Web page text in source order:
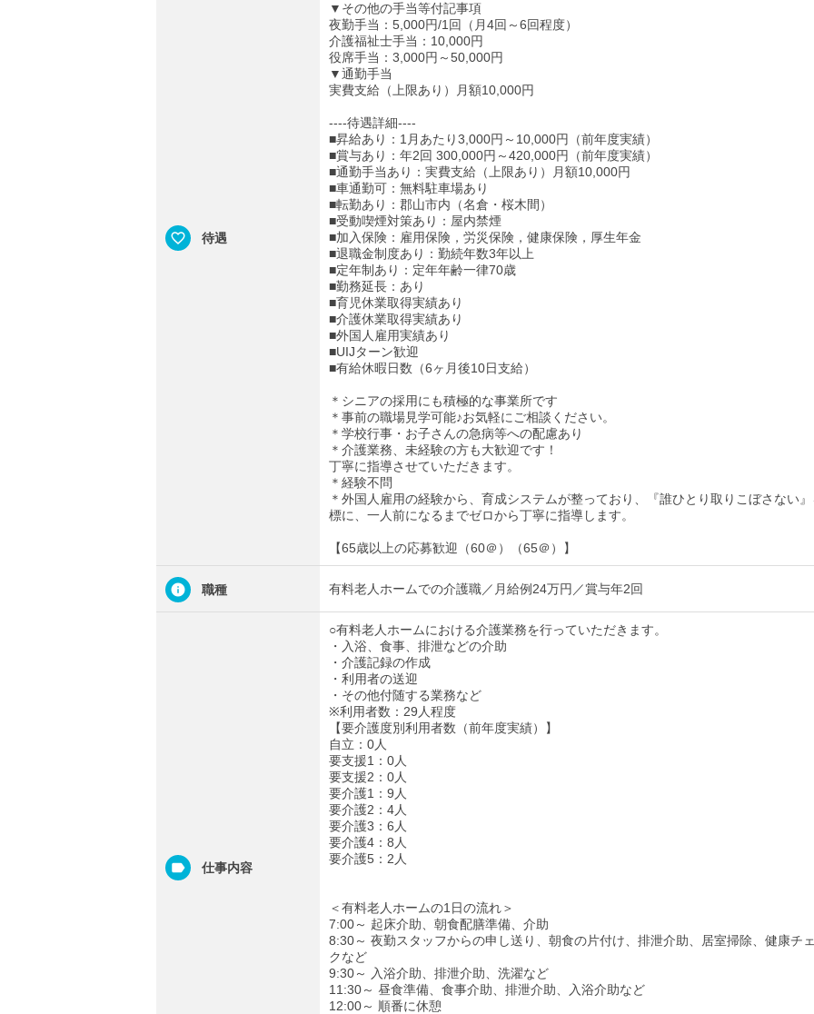
待遇
▼その他の手当等付記事項
夜勤手当：5,000円/1回（月4回～6回程度）
介護福祉士手当：10,000円
役席手当：3,000円～50,000円
▼通勤手当
実費支給（上限あり）月額10,000円
----待遇詳細----
■昇給あり：1月あたり3,000円～10,000円（前年度実績）
■賞与あり：年2回 300,000円～420,000円（前年度実績）
■通勤手当あり：実費支給（上限あり）月額10,000円
■車通勤可：無料駐車場あり
■転勤あり：郡山市内（名倉・桜木間）
■受動喫煙対策あり：屋内禁煙
■加入保険：雇用保険，労災保険，健康保険，厚生年金
■退職金制度あり：勤続年数3年以上
■定年制あり：定年年齢一律70歳
■勤務延長：あり
■育児休業取得実績あり
■介護休業取得実績あり
■外国人雇用実績あり
■UIJターン歓迎
■有給休暇日数（6ヶ月後10日支給）
＊シニアの採用にも積極的な事業所です
＊事前の職場見学可能♪お気軽にご相談ください。
＊学校行事・お子さんの急病等への配慮あり
＊介護業務、未経験の方も大歓迎です！
丁寧に指導させていただきます。
＊経験不問
＊外国人雇用の経験から、育成システムが整っており、『誰ひとり取りこぼさない
標に、一人前になるまでゼロから丁寧に指導します。
【65歳以上の応募歓迎（60＠）（65＠）】
職種 有料老人ホームでの介護職／月給例24万円／賞与年2回
仕事内容
○有料老人ホームにおける介護業務を行っていただきます。
・入浴、食事、排泄などの介助
・介護記録の作成
・利用者の送迎
・その他付随する業務など
※利用者数：29人程度
【要介護度別利用者数（前年度実績）】
自立：0人
要支援1：0人
要支援2：0人
要介護1：9人
要介護2：4人
要介護3：6人
要介護4：8人
要介護5：2人
＜有料老人ホームの1日の流れ＞
7:00～ 起床介助、朝食配膳準備、介助
8:30～ 夜勤スタッフからの申し送り、朝食の片付け、排泄介助、居室掃除、健康チ
クなど
9:30～ 入浴介助、排泄介助、洗濯など
11:30～ 昼食準備、食事介助、排泄介助、入浴介助など
12:00～ 順番に休憩